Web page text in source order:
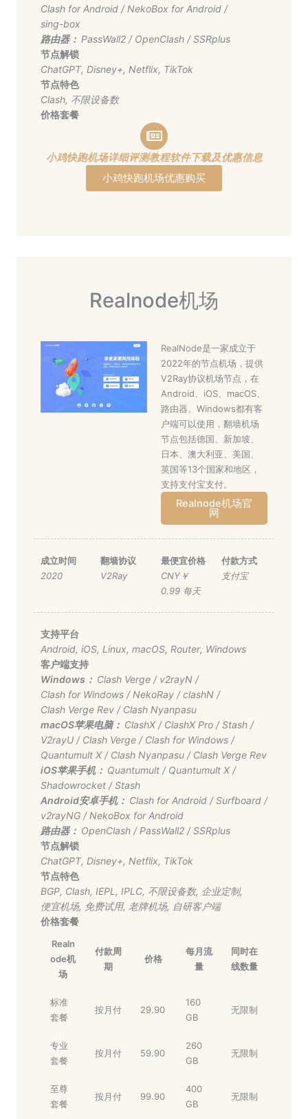
Clash for Android/ NekoBox for Android/
sing-box
路由器： PassWall2/ OpenClash/SSRplus
节点解锁
ChatGPT, Disney+, Netflix, TikTok
节点特色
Clash, 不限设备数
价格套餐
小鸡快跑机场详细评测教程软件下载及优惠信息
小鸡快跑机场优惠购买
Realnode机场
RealNode是一家成立于
2022年的节点机场，提供
V2Ray协议机场节点，在
Android、iOS、macOS、
路由器、Windows都有客
户端可以使用，翻墙机场
节点包括德国、新加坡、
日本、澳大利亚、美国、
英国等13个国家和地区，
支持支付宝支付。
Realnode机场官
网
成立时间
2020
翻墙协议
V2Ray
最便宜价格
CNY￥
0.99 每天
付款方式
支付宝
支持平台
Android, iOS, Linux, macOS, Router, Windows
客户端支持
Windows： Clash Verge/ v2rayN/
Clash for Windows/ NekoRay/clashN/
Clash Verge Rev/ Clash Nyanpasu
macOS苹果电脑： ClashX/ ClashX Pro/Stash/
V2rayU/ Clash Verge/ Clash for Windows/
Quantumult X/ Clash Nyanpasu/ Clash Verge Rev
iOS苹果手机： Quantumult/ Quantumult X/
Shadowrocket/Stash
Android安卓手机： Clash for Android/Surfboard/
v2rayNG/ NekoBox for Android
路由器： OpenClash/ PassWall2/SSRplus
节点解锁
ChatGPT, Disney+, Netflix, TikTok
节点特色
BGP, Clash, IEPL , IPLC, 不限设备数, 企业定制,
便宜机场, 免费试用, 老牌机场, 自研客户端
价格套餐
Realn
ode机
场
付款周
期
价格
每月流
量
同时在
线数量
标准
套餐
按月付 29.90
160
GB
无限制
专业
套餐
按月付 59.90
260
GB
无限制
至尊
套餐
按月付 99.90
400
GB
无限制